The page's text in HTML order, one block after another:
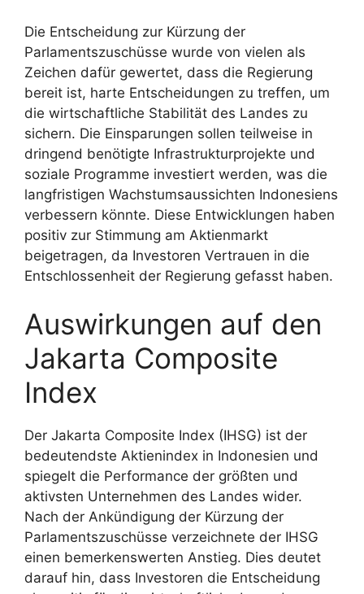
Die Entscheidung zur Kürzung der
Parlamentszuschüsse wurde von vielen als
Zeichen dafür gewertet, dass die Regierung
bereit ist, harte Entscheidungen zu treffen, um
die wirtschaftliche Stabilität des Landes zu
sichern. Die Einsparungen sollen teilweise in
dringend benötigte Infrastrukturprojekte und
soziale Programme investiert werden, was die
langfristigen Wachstumsaussichten Indonesiens
verbessern könnte. Diese Entwicklungen haben
positiv zur Stimmung am Aktienmarkt
beigetragen, da Investoren Vertrauen in die
Entschlossenheit der Regierung gefasst haben.
Auswirkungen auf den
Jakarta Composite
Index
Der Jakarta Composite Index (IHSG) ist der
bedeutendste Aktienindex in Indonesien und
spiegelt die Performance der größten und
aktivsten Unternehmen des Landes wider.
Nach der Ankündigung der Kürzung der
Parlamentszuschüsse verzeichnete der IHSG
einen bemerkenswerten Anstieg. Dies deutet
darauf hin, dass Investoren die Entscheidung